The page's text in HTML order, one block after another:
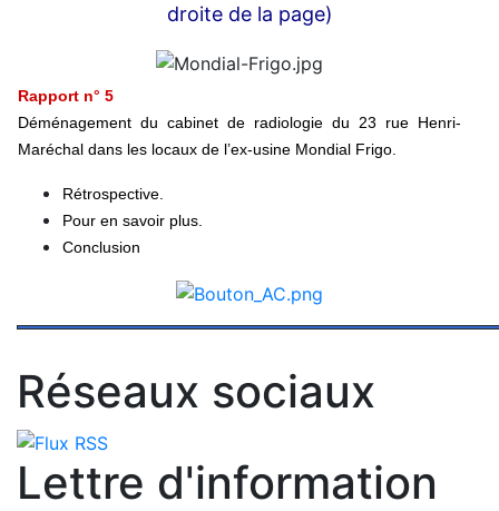
droite de la page)
Rapport n° 5
Déménagement du cabinet de radiologie du 23 rue Henri-
Maréchal dans les locaux de l’ex-usine Mondial Frigo.
Rétrospective.
Pour en savoir plus.
Conclusion
Réseaux sociaux
Lettre d'information